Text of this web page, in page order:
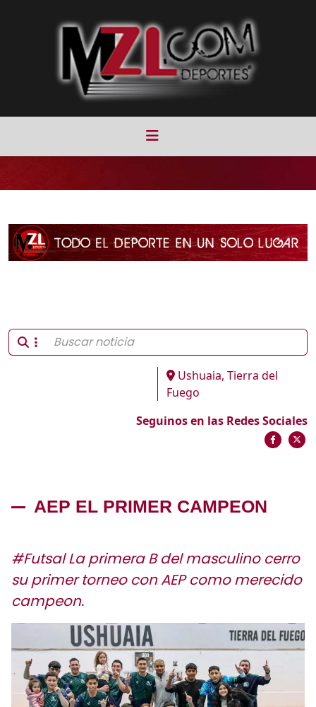
Ushuaia, Tierra del
Fuego
Seguinos en las Redes Sociales
AEP EL PRIMER CAMPEON
#Futsal La primera B del masculino cerro
su primer torneo con AEP como merecido
campeon.